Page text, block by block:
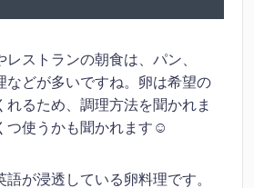
ストランの朝食は、パン、
などが多いですね。卵は希望の
れるため、調理方法を聞かれま
つ使うかも聞かれます☺
語が浸透している卵料理です。